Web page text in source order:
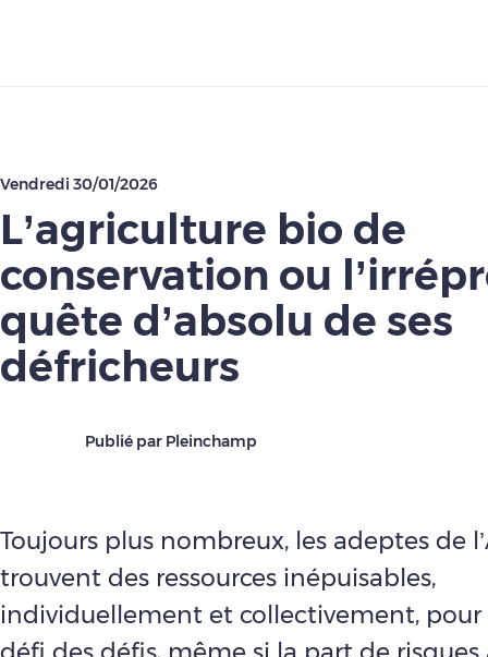
Vendredi 30/01/2026
L’agriculture bio de
conservation ou
quête d’absolu de ses
défricheurs
Publié par Pleinchamp
Toujours plus nombreux, les adeptes de
trouvent des ressources inépuisables,
individuellement et collectivement, pour